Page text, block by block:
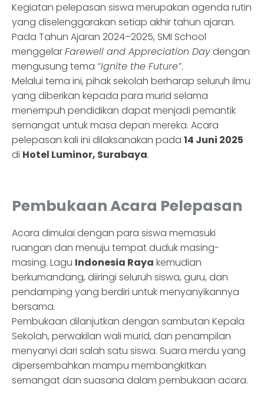
Kegiatan pelepasan siswa merupakan agenda rutin
yang diselenggarakan setiap akhir tahun ajaran.
Pada Tahun Ajaran 2024–2025, SMI School
menggelarFarewell and Appreciation Daydengan
mengusung tema “Ignite the Future”.
Melalui tema ini, pihak sekolah berharap seluruh ilmu
yang diberikan kepada para murid selama
menempuh pendidikan dapat menjadi pemantik
semangat untuk masa depan mereka. Acara
pelepasan kali ini dilaksanakan pada 14 Juni 2025
di Hotel Luminor, Surabaya.
Pembukaan Acara Pelepasan
Acara dimulai dengan para siswa memasuki
ruangan dan menuju tempat duduk masing-
masing. Lagu Indonesia Raya kemudian
berkumandang, diiringi seluruh siswa, guru, dan
pendamping yang berdiri untuk menyanyikannya
bersama.
Pembukaan dilanjutkan dengan sambutan Kepala
Sekolah, perwakilan wali murid, dan penampilan
menyanyi dari salah satu siswa. Suara merdu yang
dipersembahkan mampu membangkitkan
semangat dan suasana dalam pembukaan acara.